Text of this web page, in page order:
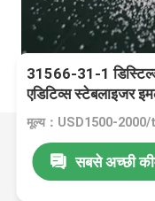
31566-31-1
एडिटिव्स स्टेबलाइजर
मूल्य：USD1500-
सबसे अच्छी